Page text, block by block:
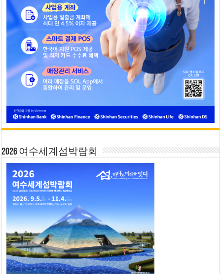
2026 여수세계섬박람회